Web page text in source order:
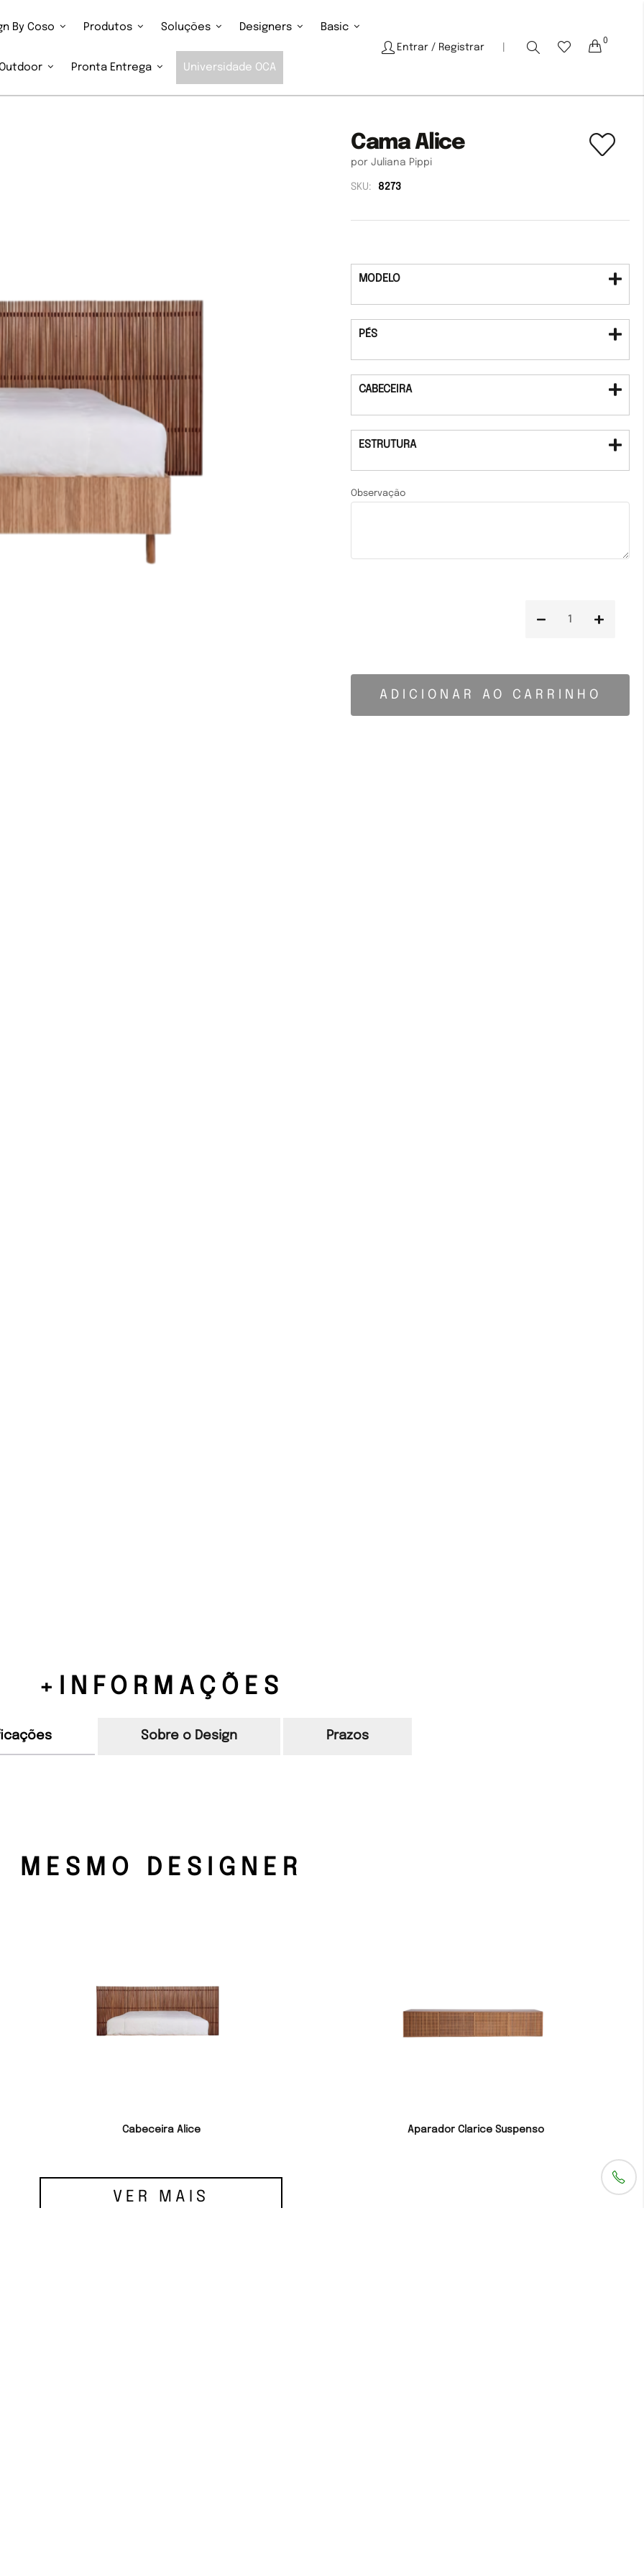
By Coso Produtos Soluções Designers Basic
Outdoor Pronta Entrega Universidade OCA
Entrar / Registrar Cart
0
Cama Alice
por Juliana Pippi
SKU: 8273
MODELO
PÉS
CABECEIRA
ESTRUTURA
Observação
ADICIONAR AO CARRINHO
+INFORMAÇÕES
Sobre o Design Prazos
MESMO DESIGNER
Cabeceira Alice Aparador Clarice Suspenso
VER MAIS